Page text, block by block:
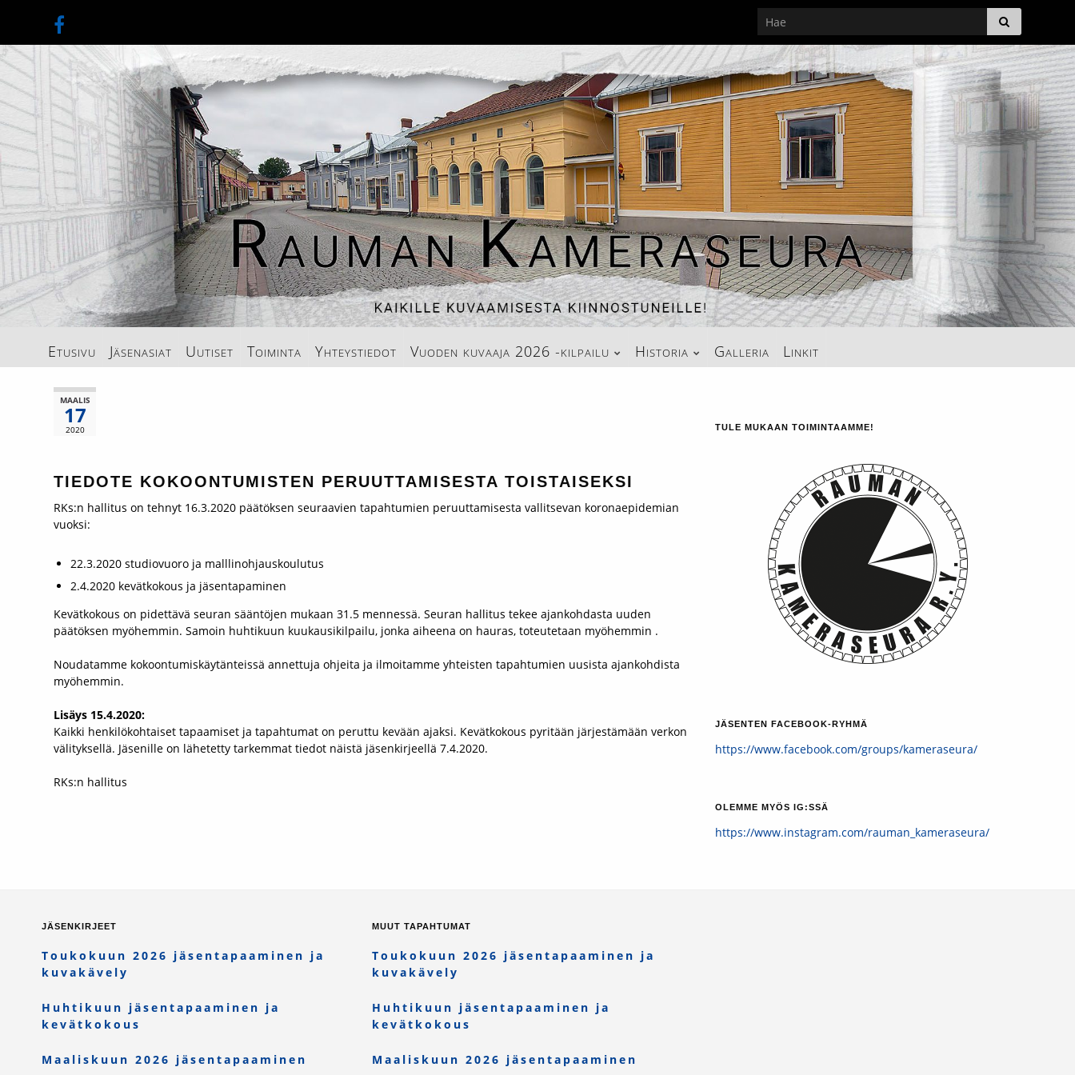
Etusivu Jäsenasiat Uutiset Toiminta Yhteystiedot Vuoden kuvaaja 2026 -kilpailu Historia Galleria Linkit
MAALIS
17
2020
TIEDOTE KOKOONTUMISTEN PERUUTTAMISESTA TOISTAISEKSI
RKs:n hallitus on tehnyt 16.3.2020 päätöksen seuraavien tapahtumien peruuttamisesta vallitsevan koronaepidemian
vuoksi:
22.3.2020 studiovuoro ja malllinohjauskoulutus
2.4.2020 kevätkokous ja jäsentapaminen
Kevätkokous on pidettävä seuran sääntöjen mukaan 31.5 mennessä. Seuran hallitus tekee ajankohdasta uuden
päätöksen myöhemmin. Samoin huhtikuun kuukausikilpailu, jonka aiheena on hauras, toteutetaan myöhemmin .
Noudatamme kokoontumiskäytänteissä annettuja ohjeita ja ilmoitamme yhteisten tapahtumien uusista ajankohdista
myöhemmin.
Lisäys 15.4.2020:
Kaikki henkilökohtaiset tapaamiset ja tapahtumat on peruttu kevään ajaksi. Kevätkokous pyritään järjestämään verkon
välityksellä. Jäsenille on lähetetty tarkemmat tiedot näistä jäsenkirjeellä 7.4.2020.
RKs:n hallitus
TULE MUKAAN TOIMINTAAMME!
JÄSENTEN FACEBOOK-RYHMÄ
https://www.facebook.com/groups/kameraseura/
OLEMME MYÖS IG:SSÄ
https://www.instagram.com/rauman_kameraseura/
JÄSENKIRJEET
Toukokuun 2026 jäsentapaaminen ja
kuvakävely
Huhtikuun jäsentapaaminen ja
kevätkokous
Maaliskuun 2026 jäsentapaaminen
MUUT TAPAHTUMAT
Toukokuun 2026 jäsentapaaminen ja
kuvakävely
Huhtikuun jäsentapaaminen ja
kevätkokous
Maaliskuun 2026 jäsentapaaminen